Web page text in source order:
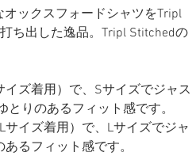
ックスフォードシャツをTripl
ち出した逸品。Tripl Stitchedの
ズ着用）で、Sサイズでジャス
とりのあるフィット感です。
イズ着用）で、Lサイズでジャ
るフィット感です。